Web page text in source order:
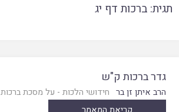
תגית:ברכות דף יג
גדר ברכות ק"ש
הרב איתן זן בר חידושי הלכות - על מסכת ברכות